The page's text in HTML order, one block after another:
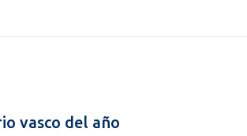
vasco del año